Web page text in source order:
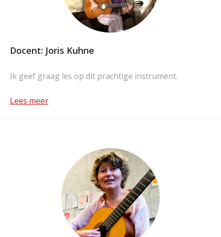
Docent: Joris Kuhne
Ik geef graag les op dit prachtige instrument.
Lees meer